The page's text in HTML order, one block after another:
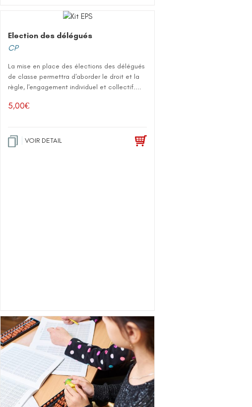
Election des délégués
CP
La mise en place des élections des délégués
de classe permettra d'aborder le droit et la
règle, l'engagement individuel et collectif....
5,00€
VOIR DETAIL